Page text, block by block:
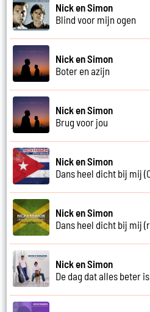
Nick en Simon
Blind voor mijn ogen
Nick en Simon
Boter en azijn
Nick en Simon
Brug voor jou
Nick en Simon
Dans heel dicht bij mij
Nick en Simon
Dans heel dicht bij mij
Nick en Simon
De dag dat alles beter is